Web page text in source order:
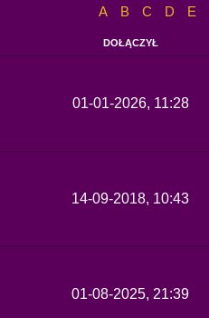
A B C D E
DOŁĄCZYŁ
01-01-2026, 11:28
14-09-2018, 10:43
01-08-2025, 21:39